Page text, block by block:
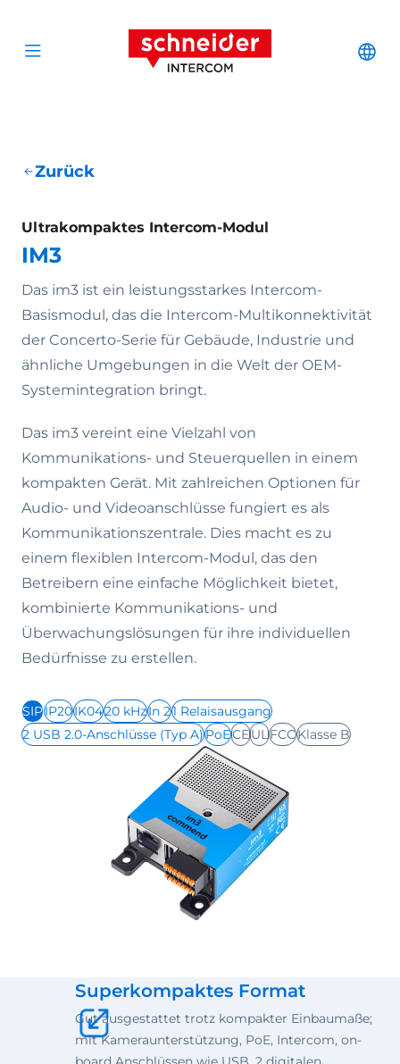
Open menu
Schneider
Zurück
Ultrakompaktes Intercom-Modul
IM3
Das im3 ist ein leistungsstarkes Intercom-
Basismodul, das die Intercom-Multikonnektivität
der Concerto-Serie für Gebäude, Industrie und
ähnliche Umgebungen in die Welt der OEM-
Systemintegration bringt.
Das im3 vereint eine Vielzahl von
Kommunikations- und Steuerquellen in einem
kompakten Gerät. Mit zahlreichen Optionen für
Audio- und Videoanschlüsse fungiert es als
Kommunikationszentrale. Dies macht es zu
einem flexiblen Intercom-Modul, das den
Betreibern eine einfache Möglichkeit bietet,
kombinierte Kommunikations- und
Überwachungslösungen für ihre individuellen
Bedürfnisse zu erstellen.
SIPIP20IK0420 kHzIn 21 Relaisausgang
2 USB 2.0-Anschlüsse (Typ A)PoECEULFCCKlasse B
Superkompaktes Format
Gut ausgestattet trotz kompakter Einbaumaße;
mit Kameraunterstützung, PoE, Intercom, on-